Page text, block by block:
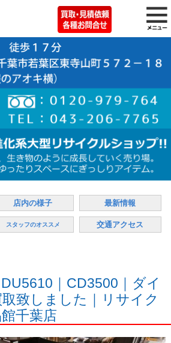
店内の様子 最新情報
スタッフのオススメ 交通アクセス
｜CD3500｜ダイ
致しました｜リサイク
千葉店